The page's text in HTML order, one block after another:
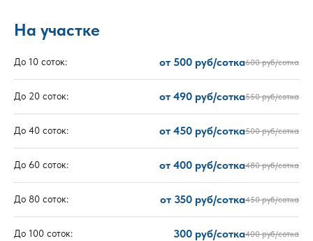
На участке
До 10 соток: от 500 руб/сотка600 руб/сотка
До 20 соток: от 490 руб/сотка550 руб/сотка
До 40 соток: от 450 руб/сотка500 руб/сотка
До 60 соток: от 400 руб/сотка480 руб/сотка
До 80 соток: от 350 руб/сотка450 руб/сотка
До 100 соток: 300 руб/сотка400 руб/сотка